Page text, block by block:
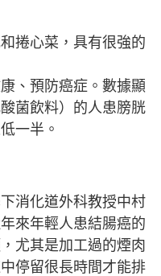
捲心菜，具有很強的
、預防癌症。數據顯
菌飲料）的人患膀胱
一半。
消化道外科教授中村
來年輕人患結腸癌的
尤其是加工過的煙肉
停留很長時間才能排